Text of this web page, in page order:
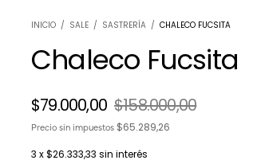
INICIO / SALE / SASTRERÍA / CHALECO FUCSITA
Chaleco Fucsita
$79.000,00 $158.000,00
Precio sin impuestos $65.289,26
3 x$26.333,33 sin interés